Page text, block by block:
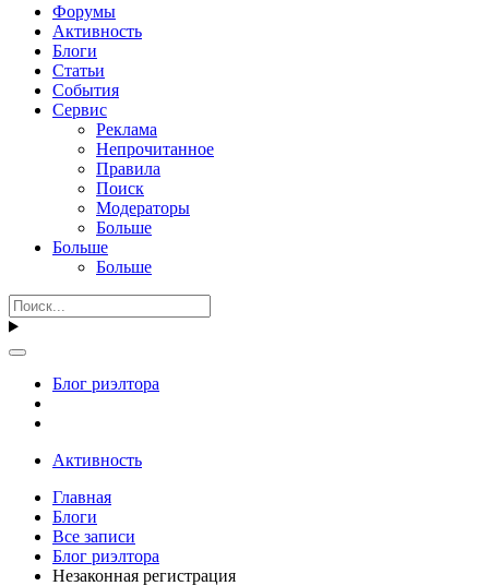
Форумы
Активность
Блоги
Статьи
События
Сервис
Реклама
Непрочитанное
Правила
Поиск
Модераторы
Больше
Больше
Больше
Блог риэлтора
Активность
Главная
Блоги
Все записи
Блог риэлтора
Незаконная регистрация